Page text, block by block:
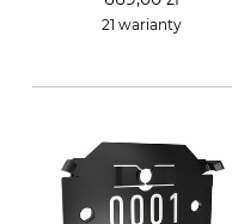
21 warianty